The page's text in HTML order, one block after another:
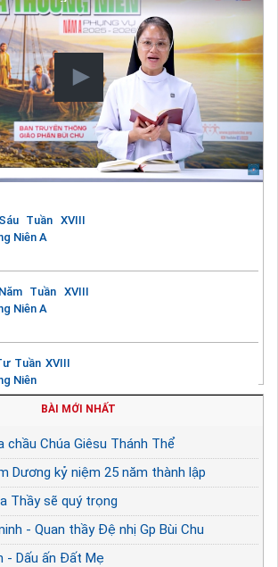
Tuần XVIII
Niên A
Tuần XVIII
Niên A
Tuần XVIII
Niên
BÀI MỚI NHẤT
chầu Chúa Giêsu Thánh Thể
Dương kỷ niệm 25 năm thành lập
Thầy sẽ quý trọng
- Quan thầy Đệ nhị Gp Bùi Chu
- Dấu ấn Đất Mẹ